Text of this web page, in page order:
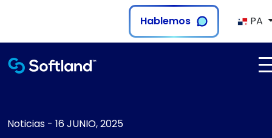
Hablemos PA
Noticias - 16 JUNIO, 2025